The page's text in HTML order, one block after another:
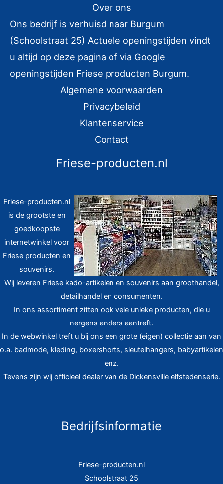
n
n
r
Over ons
Ons bedrijf is verhuisd naar Burgum
(Schoolstraat 25) Actuele openingstijden vindt
u altijd op deze pagina of via Google
openingstijden Friese producten Burgum.
Algemene voorwaarden
Privacybeleid
Klantenservice
Contact
Friese-producten.nl
Friese-producten.nl
is de grootste en
goedkoopste
internetwinkel voor
Friese producten en
souvenirs.
Wij leveren Friese kado-artikelen en souvenirs aan groothandel,
detailhandel en consumenten.
In ons assortiment zitten ook vele unieke producten, die u
nergens anders aantreft.
In de webwinkel treft u bij ons een grote (eigen) collectie aan van
o.a. badmode, kleding, boxershorts, sleutelhangers, babyartikelen
enz.
Tevens zijn wij officieel dealer van de Dickensville elfstedenserie.
Bedrijfsinformatie
Friese-producten.nl
Schoolstraat 25